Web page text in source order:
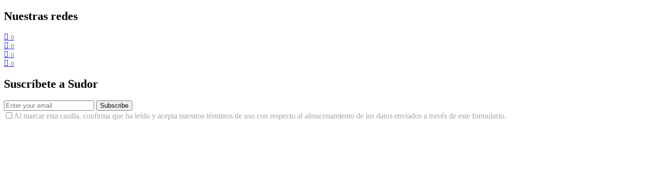
Nuestras redes
0
0
0
0
Suscríbete a Sudor
Subscribe
Al marcar esta casilla, confirma que ha leído y acepta nuestros términos de uso con respecto al almacenamiento de los datos enviados a través de este formulario.